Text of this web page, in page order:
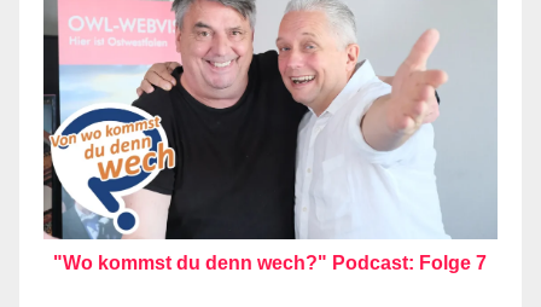
"Wo kommst du denn wech?" Podcast: Folge 7